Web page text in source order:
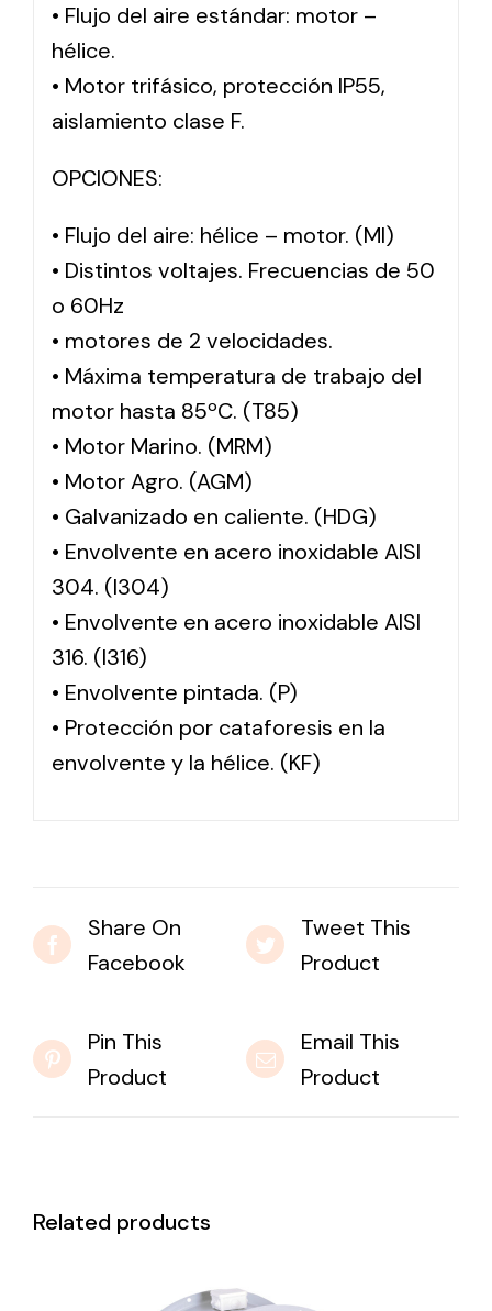
• Flujo del aire estándar: motor –
hélice.
• Motor trifásico, protección IP55,
aislamiento clase F.
OPCIONES:
• Flujo del aire: hélice – motor. (MI)
• Distintos voltajes. Frecuencias de 50
o 60Hz
• motores de 2 velocidades.
• Máxima temperatura de trabajo del
motor hasta 85ºC. (T85)
• Motor Marino. (MRM)
• Motor Agro. (AGM)
• Galvanizado en caliente. (HDG)
• Envolvente en acero inoxidable AISI
304. (I304)
• Envolvente en acero inoxidable AISI
316. (I316)
• Envolvente pintada. (P)
• Protección por cataforesis en la
envolvente y la hélice. (KF)
Share On
Facebook
Tweet This
Product
Pin This
Product
Email This
Product
Related products